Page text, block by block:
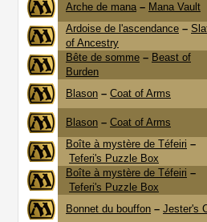
Arche de mana– Mana Vault
Ardoise de l'ascendance –
of Ancestry
Bête de somme – Beast of
Burden
Blason – Coat of Arms
Blason – Coat of Arms
Boîte à mystère de Téfeiri –
Teferi's Puzzle Box
Boîte à mystère de Téfeiri –
Teferi's Puzzle Box
Bonnet du bouffon – Jester's